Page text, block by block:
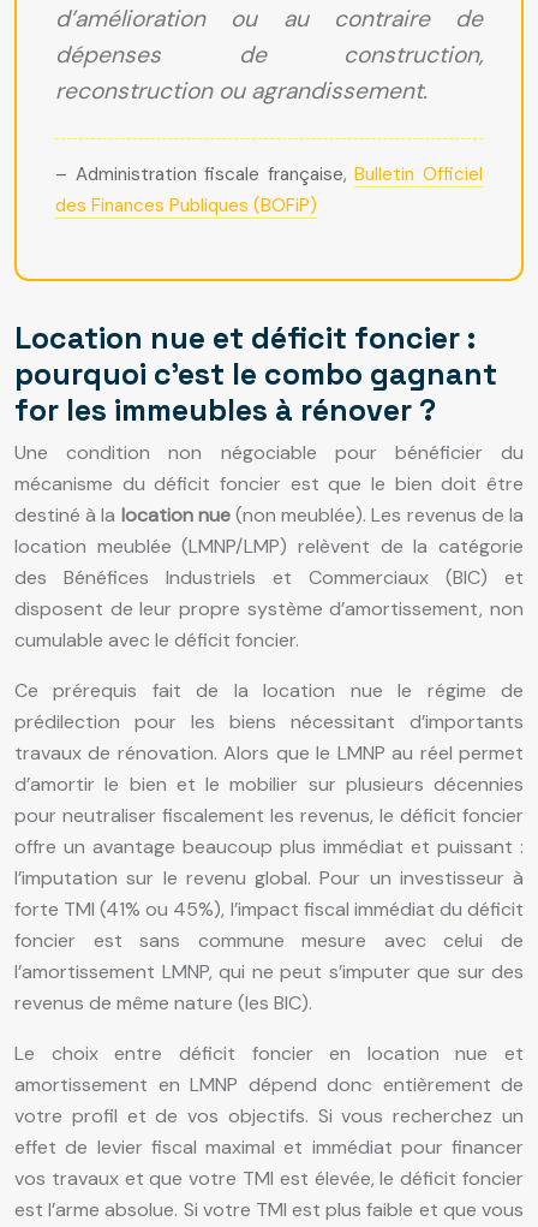
d’amélioration ou au contraire de
dépenses de construction,
reconstruction ou agrandissement.
– Administration fiscale française,Bulletin Officiel
des Finances Publiques (BOFiP)
Location nue et déficit foncier :
pourquoi c’est le combo gagnant
for les immeubles à rénover ?
Une condition non négociable pour bénéficier du
mécanisme du déficit foncier est que le bien doit être
destiné à la location nue(non meublée). Les revenus de la
location meublée (LMNP/LMP) relèvent de la catégorie
des Bénéfices Industriels et Commerciaux (BIC) et
disposent de leur propre système d’amortissement, non
cumulable avec le déficit foncier.
Ce prérequis fait de la location nue le régime de
prédilection pour les biens nécessitant d’importants
travaux de rénovation. Alors que le LMNP au réel permet
d’amortir le bien et le mobilier sur plusieurs décennies
pour neutraliser fiscalement les revenus, le déficit foncier
offre un avantage beaucoup plus immédiat et puissant :
l’imputation sur le revenu global. Pour un investisseur à
forte TMI (41% ou 45%), l’impact fiscal immédiat du déficit
foncier est sans commune mesure avec celui de
l’amortissement LMNP, qui ne peut s’imputer que sur des
revenus de même nature (les BIC).
Le choix entre déficit foncier en location nue et
amortissement en LMNP dépend donc entièrement de
votre profil et de vos objectifs. Si vous recherchez un
effet de levier fiscal maximal et immédiat pour financer
vos travaux et que votre TMI est élevée, le déficit foncier
est l’arme absolue. Si votre TMI est plus faible et que vous